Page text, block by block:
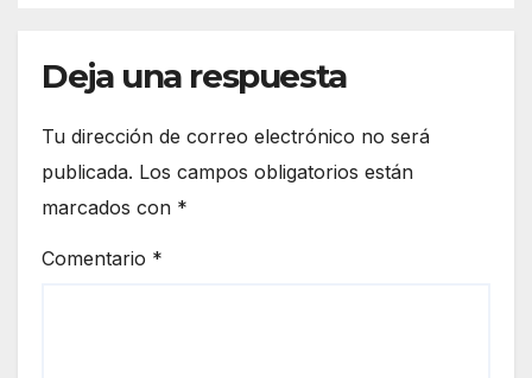
Deja una respuesta
Tu dirección de correo electrónico no será
publicada. Los campos obligatorios están
marcados con *
Comentario *